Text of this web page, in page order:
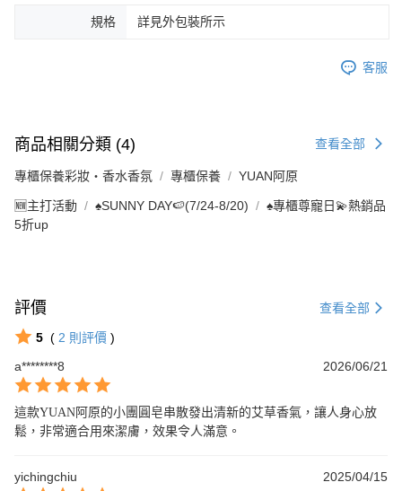
規格 詳見外包裝所示
客服
商品相關分類 (4) 查看全部
專櫃保養彩妝・香水香氛 專櫃保養 YUAN阿原
🆕主打活動 ♠︎SUNNY DAY🍉(7/24-8/20)
♠︎專櫃尊寵日💫熱銷品
5折up
評價 查看全部
5 ( 2 則評價 )
a********8
2026/06/21
這款YUAN阿原的小團圓皂串散發出清新的艾草香氣，讓人身心放
鬆，非常適合用來潔膚，效果令人滿意。
yichingchiu 2025/04/15